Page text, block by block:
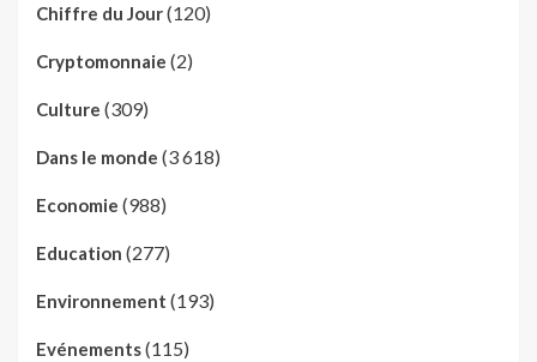
Chiffre du Jour(120)
Cryptomonnaie (2)
Culture (309)
Dans le monde (3 618)
Economie (988)
Education (277)
Environnement (193)
Evénements(115)